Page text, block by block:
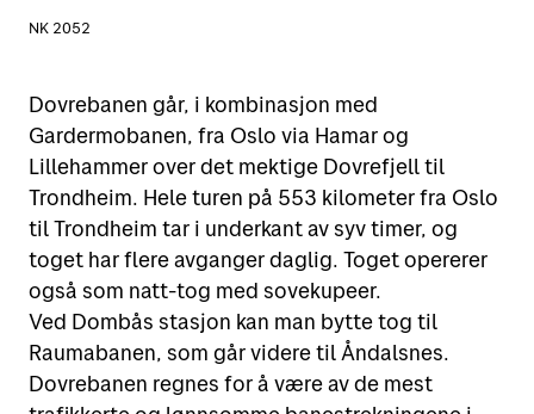
NK 2052
Dovrebanen går, i kombinasjon med
Gardermobanen, fra Oslo via Hamar og
Lillehammer over det mektige Dovrefjell til
Trondheim. Hele turen på 553 kilometer fra Oslo
til Trondheim tar i underkant av syv timer, og
toget har flere avganger daglig. Toget opererer
også som natt-tog med sovekupeer.
Ved Dombås stasjon kan man bytte tog til
Raumabanen, som går videre til Åndalsnes.
Dovrebanen regnes for å være av de mest